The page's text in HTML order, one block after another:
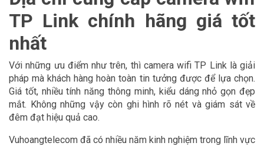
TP Link chính hãng giá tốt
nhất
Với những ưu điểm như trên, thì camera wifi TP Link là giải
pháp mà khách hàng hoàn toàn tin tưởng được để lựa chọn.
Giá tốt, nhiều tính năng thông minh, kiểu dáng nhỏ gọn đẹp
mắt. Không những vậy còn ghi hình rõ nét và giám sát về
đêm đạt hiệu quả cao.
Vuhoangtelecom đã có nhiều năm kinh nghiệm trong lĩnh vực